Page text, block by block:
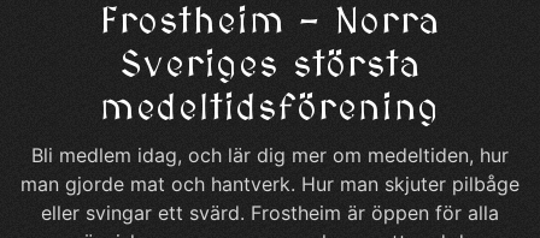
Frostheim – Norra
Sveriges största
medeltidsförening
Bli medlem idag, och lär dig mer om medeltiden, hur
man gjorde mat och hantverk. Hur man skjuter pilbåge
eller svingar ett svärd. Frostheim är öppen för alla